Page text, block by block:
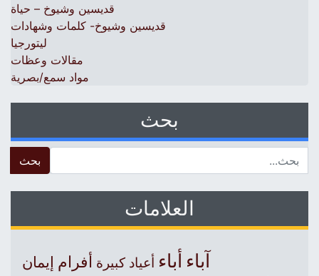
قديسين وشيوخ – حياة
قديسين وشيوخ- كلمات وشهادات
ليتورجيا
مقالات وعظات
مواد سمع/بصرية
بحث
العلامات
آباءأباء أعياد كبيرة أفرام إيمان